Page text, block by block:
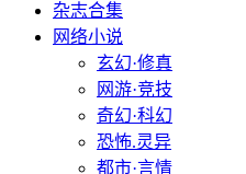
杂志合集
网络小说
玄幻·修真
网游·竞技
奇幻·科幻
恐怖.灵异
都市·言情